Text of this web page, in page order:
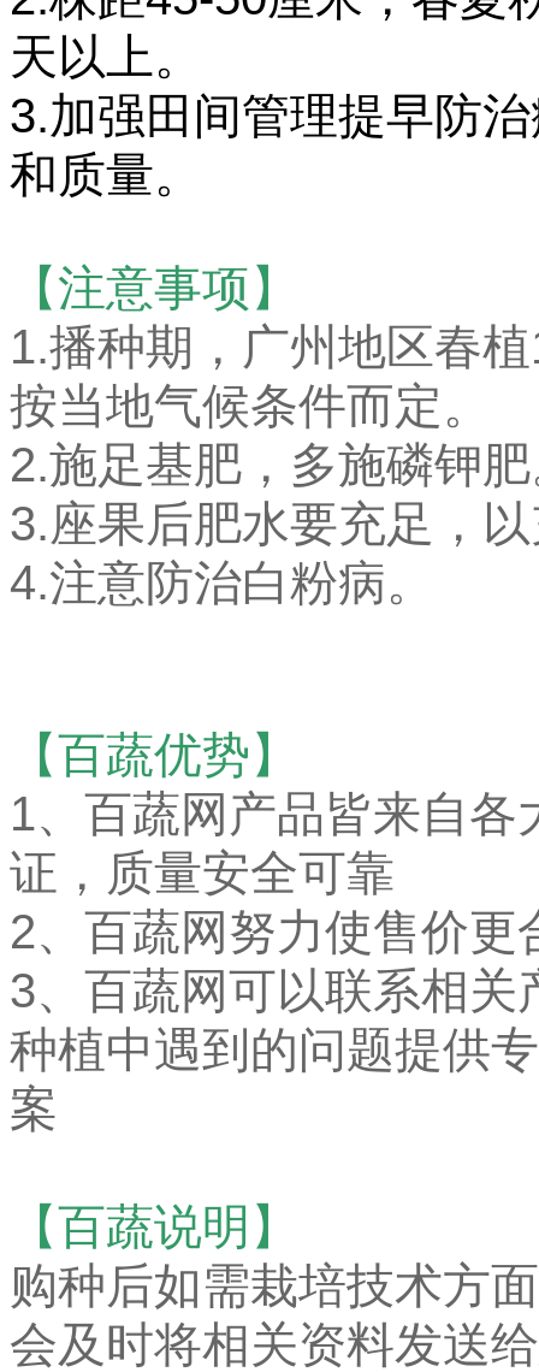
天以上。
3.加强田间管理提早防
和质量。
【注意事项】
1.播种期，广州地区春
按当地气候条件而定。
2.施足基肥，多施磷钾
3.座果后肥水要充足，
4.注意防治白粉病。
【百蔬优势】
1、 百蔬网产品皆来自各
证，质量安全可靠
2、百蔬网努力使售价
3、百蔬网可以联系相
种植中遇到的问题提供
案
【百蔬说明】
购种后如需栽培技术方
会及时将相关资料发送